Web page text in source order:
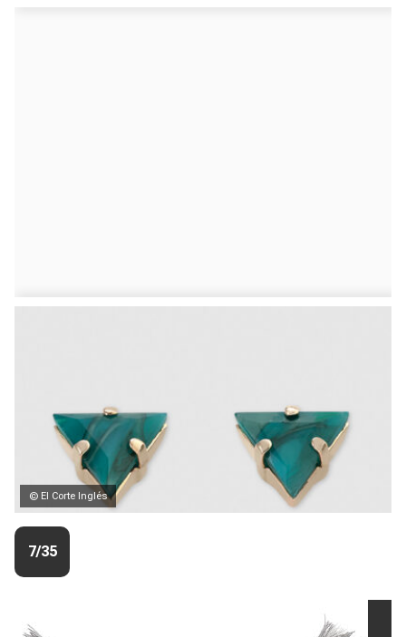
© El Corte Inglés
7/35